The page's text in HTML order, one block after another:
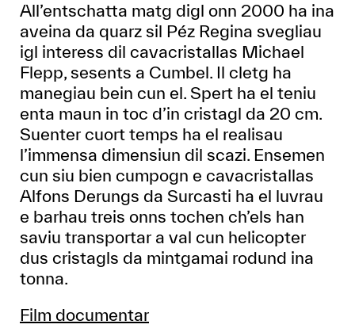
All’entschatta matg digl onn 2000 ha ina
aveina da quarz sil Péz Regina svegliau
igl interess dil cavacristallas Michael
Flepp, sesents a Cumbel. Il cletg ha
manegiau bein cun el. Spert ha el teniu
enta maun in toc d’in cristagl da 20 cm.
Suenter cuort temps ha el realisau
l’immensa dimensiun dil scazi. Ensemen
cun siu bien cumpogn e cavacristallas
Alfons Derungs da Surcasti ha el luvrau
e barhau treis onns tochen ch’els han
saviu transportar a val cun helicopter
dus cristagls da mintgamai rodund ina
tonna.
Film documentar